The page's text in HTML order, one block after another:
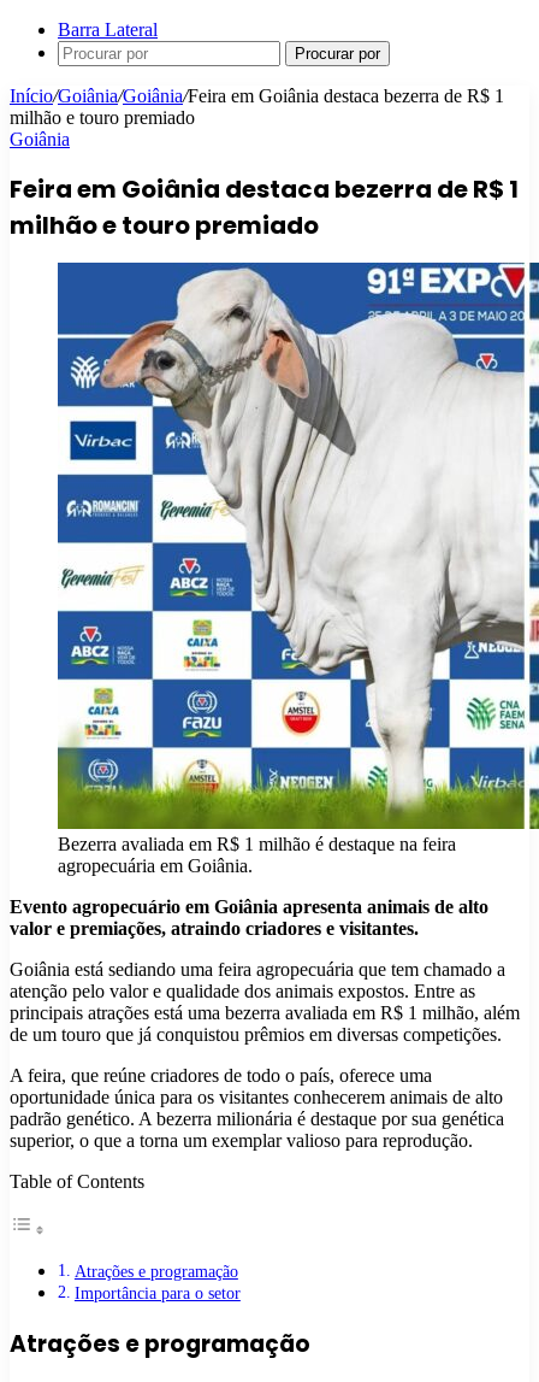
Barra Lateral
Procurar por
Início/Goiânia/Goiânia/Feira em Goiânia destaca bezerra de R$ 1
milhão e touro premiado
Goiânia
Feira em Goiânia destaca bezerra de R$ 1
milhão e touro premiado
Bezerra avaliada em R$ 1 milhão é destaque na feira
agropecuária em Goiânia.
Evento agropecuário em Goiânia apresenta animais de alto
valor e premiações, atraindo criadores e visitantes.
Goiânia está sediando uma feira agropecuária que tem chamado a
atenção pelo valor e qualidade dos animais expostos. Entre as
principais atrações está uma bezerra avaliada em R$ 1 milhão, além
de um touro que já conquistou prêmios em diversas competições.
A feira, que reúne criadores de todo o país, oferece uma
oportunidade única para os visitantes conhecerem animais de alto
padrão genético. A bezerra milionária é destaque por sua genética
superior, o que a torna um exemplar valioso para reprodução.
Table of Contents
Atrações e programação
Importância para o setor
Atrações e programação